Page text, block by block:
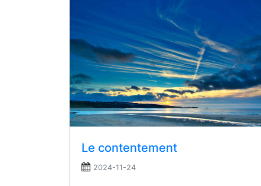
Le contentement
2024-11-24